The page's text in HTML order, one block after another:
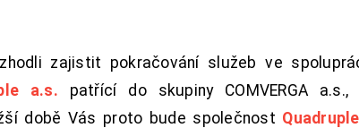
zajistit pokračování služeb ve
a.s. patřící do skupiny COMVERGA
době Vás proto bude společnost Quadruple